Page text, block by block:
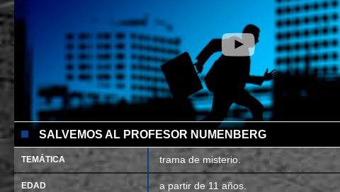
SALVEMOS AL PROFESOR NUMENBERG
TEMÁTICA trama de misterio.
EDAD a partir de 11 años.